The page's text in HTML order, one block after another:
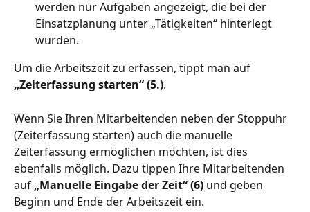
werden nur Aufgaben angezeigt, die bei der
Einsatzplanung unter „Tätigkeiten“ hinterlegt
wurden.
Um die Arbeitszeit zu erfassen, tippt man auf
„Zeiterfassung starten“ (5.).
Wenn Sie Ihren Mitarbeitenden neben der Stoppuhr
(Zeiterfassung starten) auch die manuelle
Zeiterfassung ermöglichen möchten, ist dies
ebenfalls möglich. Dazu tippen Ihre Mitarbeitenden
auf „Manuelle Eingabe der Zeit“ (6) und geben
Beginn und Ende der Arbeitszeit ein.